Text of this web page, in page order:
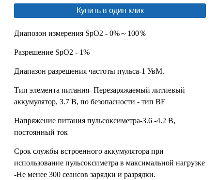
Купить в один клик
Диапозон измерения SpO2 - 0%～100％
Разрешение SpO2 - 1%
Диапазон разрешения частоты пульса-1 УвМ.
Тип элемента питания- Перезаряжаемый литиевый
аккумулятор, 3.7 В, по безопасности - тип BF
Напряжение питания пульсоксиметра-3.6 -4.2 В,
постоянный ток
Срок службы встроенного аккумулятора при
использование пульсоксиметра в максимальной нагрузке
-Не менее 300 сеансов зарядки и разрядки.